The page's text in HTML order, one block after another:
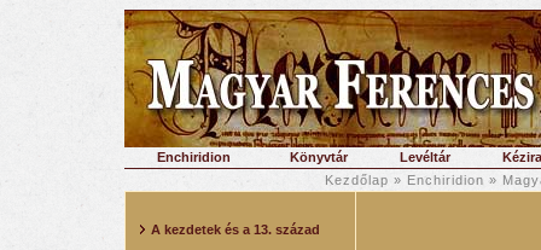
Enchiridion Könyvtár Levéltár
Kezdőlap » Enchiridion »
A kezdetek és a 13. század